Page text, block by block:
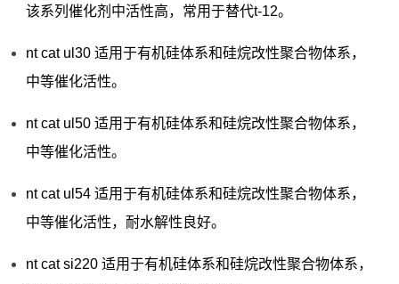
该系列催化剂中活性高，常用于替代t-12。
nt cat ul30 适用于有机硅体系和硅烷改性聚合物体系，
中等催化活性。
nt cat ul50 适用于有机硅体系和硅烷改性聚合物体系，
中等催化活性。
nt cat ul54 适用于有机硅体系和硅烷改性聚合物体系，
中等催化活性，耐水解性良好。
nt cat si220 适用于有机硅体系和硅烷改性聚合物体系，